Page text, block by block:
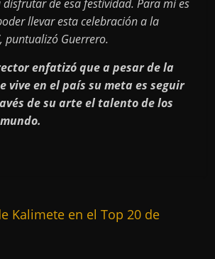
de esa festividad. Para mí es
llevar esta celebración a la
puntualizó Guerrero.
enfatizó que a pesar de la
vive en el país su meta es seguir
de su arte el talento de los
Kalimete en el Top 20 de